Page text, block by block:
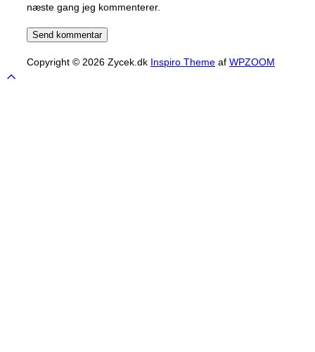
næste gang jeg kommenterer.
Copyright © 2026 Zycek.dk Inspiro Theme af WPZOOM